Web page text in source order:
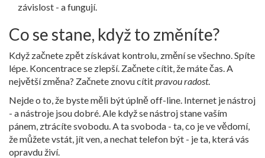
závislost - a fungují.
Co se stane, když to změníte?
Když začnete zpět získávat kontrolu, změní se všechno. Spíte
lépe. Koncentrace se zlepší. Začnete cítit, že máte čas. A
největší změna? Začnete znovu cítitpravou radost.
Nejde o to, že byste měli být úplně off-line. Internet je nástroj
- a nástroje jsou dobré. Ale když se nástroj stane vaším
pánem, ztrácíte svobodu. A ta svoboda - ta, co je ve vědomí,
že můžete vstát, jít ven, a nechat telefon být - je ta, která vás
opravdu živí.